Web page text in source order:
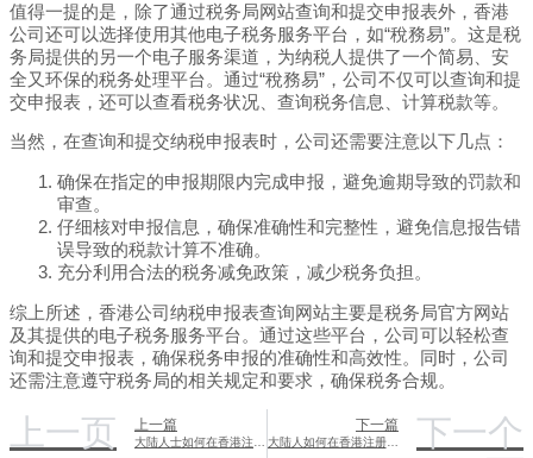
值得一提的是，除了通过税务局网站查询和提交申报表外，香港
公司还可以选择使用其他电子税务服务平台，如“稅務易”。这是税
务局提供的另一个电子服务渠道，为纳税人提供了一个简易、安
全又环保的税务处理平台。通过“稅務易”，公司不仅可以查询和提
交申报表，还可以查看税务状况、查询税务信息、计算税款等。
当然，在查询和提交纳税申报表时，公司还需要注意以下几点：
确保在指定的申报期限内完成申报，避免逾期导致的罚款和
审查。
仔细核对申报信息，确保准确性和完整性，避免信息报告错
误导致的税款计算不准确。
充分利用合法的税务减免政策，减少税务负担。
综上所述，香港公司纳税申报表查询网站主要是税务局官方网站
及其提供的电子税务服务平台。通过这些平台，公司可以轻松查
询和提交申报表，确保税务申报的准确性和高效性。同时，公司
还需注意遵守税务局的相关规定和要求，确保税务合规。
上一页 上一篇
大陆人士如何在香港注册公司
下一篇
大陆人如何在香港注册公司：全面指南 下一个